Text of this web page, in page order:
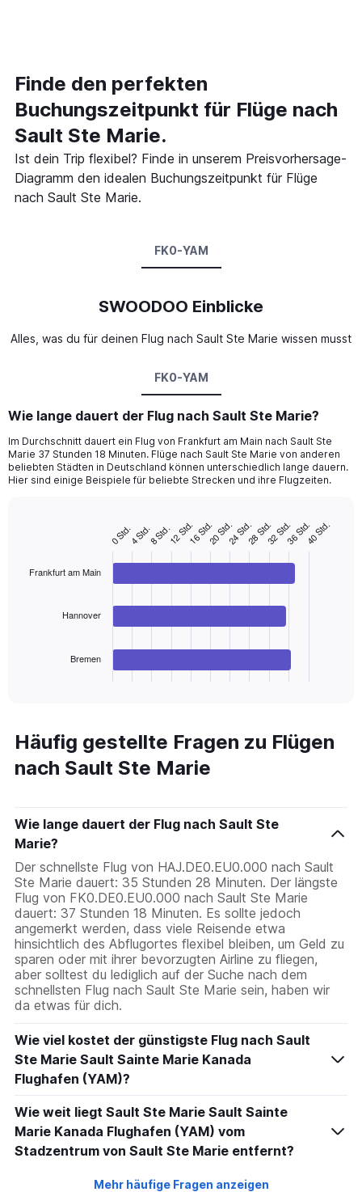
Finde den perfekten
Buchungszeitpunkt für Flüge nach
Sault Ste Marie.
Ist dein Trip flexibel? Finde in unserem Preisvorhersage-
Diagramm den idealen Buchungszeitpunkt für Flüge
nach Sault Ste Marie.
FK0-YAM
SWOODOO Einblicke
Alles, was du für deinen Flug nach Sault Ste Marie wissen musst
FK0-YAM
Wie lange dauert der Flug nach Sault Ste Marie?
Im Durchschnitt dauert ein Flug von Frankfurt am Main nach Sault Ste
Marie 37 Stunden 18 Minuten. Flüge nach Sault Ste Marie von anderen
beliebten Städten in Deutschland können unterschiedlich lange dauern.
Hier sind einige Beispiele für beliebte Strecken und ihre Flugzeiten.
Range:
3
categories.
1
Y
axis
displaying
values.
Range:
0
to
2400.
Frankfurt am Main
Hannover
Bremen
0 Std. 12 Std. 24 Std. 36 Std.
4 Std.8 Std. 16 Std.20 Std. 28 Std.32 Std. 40 Std.
Häufig gestellte Fragen zu Flügen
nach Sault Ste Marie
Wie lange dauert der Flug nach Sault Ste
Marie?
Der schnellste Flug von HAJ.DE0.EU0.000 nach Sault
Ste Marie dauert: 35 Stunden 28 Minuten. Der längste
Flug von FK0.DE0.EU0.000 nach Sault Ste Marie
dauert: 37 Stunden 18 Minuten. Es sollte jedoch
angemerkt werden, dass viele Reisende etwa
hinsichtlich des Abflugortes flexibel bleiben, um Geld zu
sparen oder mit ihrer bevorzugten Airline zu fliegen,
aber solltest du lediglich auf der Suche nach dem
schnellsten Flug nach Sault Ste Marie sein, haben wir
da etwas für dich.
Wie viel kostet der günstigste Flug nach Sault
Ste Marie Sault Sainte Marie Kanada
Flughafen (YAM)?
Wie weit liegt Sault Ste Marie Sault Sainte
Marie Kanada Flughafen (YAM) vom
Stadzentrum von Sault Ste Marie entfernt?
Mehr häufige Fragen anzeigen